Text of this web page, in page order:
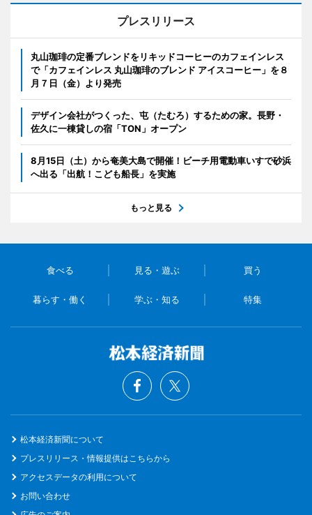
プレスリリース
丸山珈琲の定番ブレンドをリキッドコーヒーのカフェインレス
で「カフェインレス 丸山珈琲のブレンド アイスコーヒー」を８
月７日（金）より発売
デザイン会社がつくった、屯（たむろ）するための家。長野・
佐久に一棟貸しの宿「TON」オープン
8月15日（土）から奄美大島で開催！ビーチ用電動車いすで砂浜
へ出る「出航！こども船長」を実施
もっと見る
食べる 見る・遊ぶ 買う
暮らす・働く 学ぶ・知る 特集
松本経済新聞について
プレスリリース・情報提供はこちらから
アクセスデータの利用について
お問い合わせ